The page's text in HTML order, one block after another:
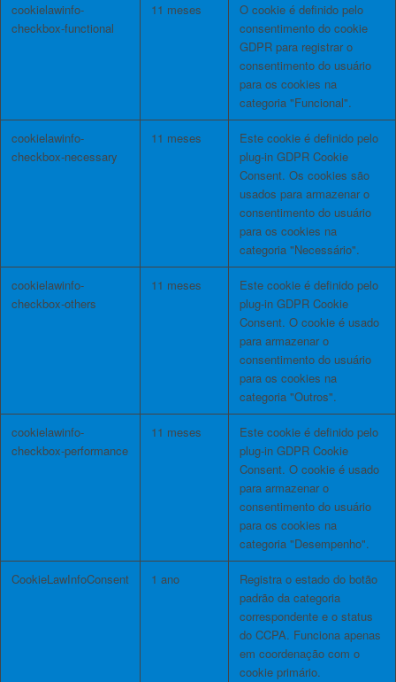
cookielawinfo-
checkbox-functional
11 meses
O cookie é definido pelo
consentimento do cookie
GDPR para registrar o
consentimento do usuário
para os cookies na
categoria "Funcional".
cookielawinfo-
checkbox-necessary
11 meses
Este cookie é definido pelo
plug-in GDPR Cookie
Consent. Os cookies são
usados ​​para armazenar o
consentimento do usuário
para os cookies na
categoria "Necessário".
cookielawinfo-
checkbox-others
11 meses
Este cookie é definido pelo
plug-in GDPR Cookie
Consent. O cookie é usado
para armazenar o
consentimento do usuário
para os cookies na
categoria "Outros".
cookielawinfo-
checkbox-performance
11 meses
Este cookie é definido pelo
plug-in GDPR Cookie
Consent. O cookie é usado
para armazenar o
consentimento do usuário
para os cookies na
categoria "Desempenho".
CookieLawInfoConsent 1 ano
Registra o estado do botão
padrão da categoria
correspondente e o status
do CCPA. Funciona apenas
em coordenação com o
cookie primário.